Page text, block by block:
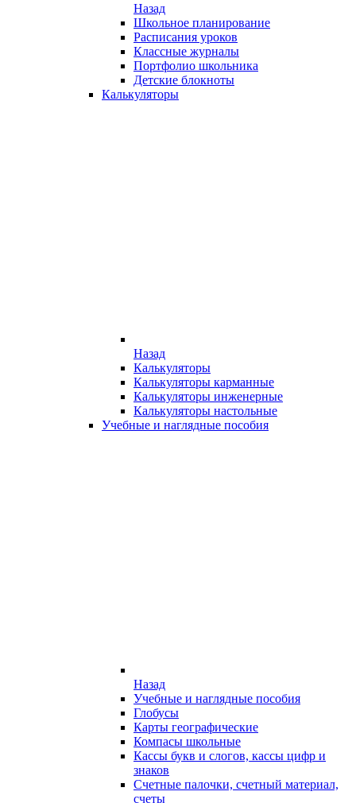
Назад
Школьное планирование
Расписания уроков
Классные журналы
Портфолио школьника
Детские блокноты
Калькуляторы
Назад
Калькуляторы
Калькуляторы карманные
Калькуляторы инженерные
Калькуляторы настольные
Учебные и наглядные пособия
Назад
Учебные и наглядные пособия
Глобусы
Карты географические
Компасы школьные
Кассы букв и слогов, кассы цифр и
знаков
Счетные палочки, счетный материал,
счеты